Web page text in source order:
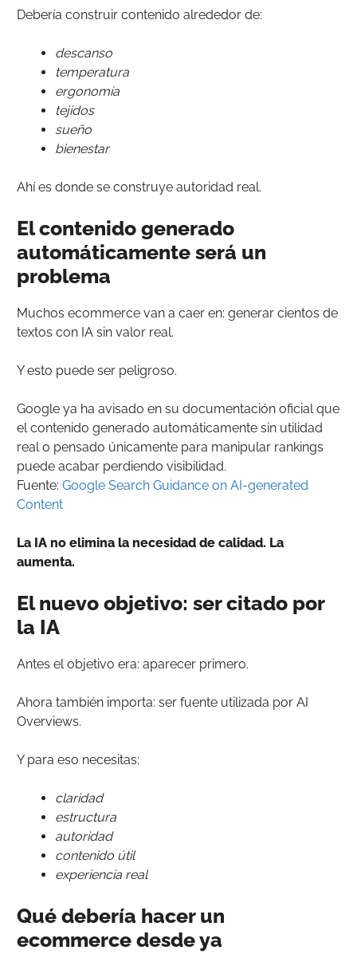
Debería construir contenido alrededor de:
descanso
temperatura
ergonomía
tejidos
sueño
bienestar
Ahí es donde se construye autoridad real.
El contenido generado
automáticamente será un
problema
Muchos ecommerce van a caer en: generar cientos de
textos con IA sin valor real.
Y esto puede ser peligroso.
Google ya ha avisado en su documentación oficial que
el contenido generado automáticamente sin utilidad
real o pensado únicamente para manipular rankings
puede acabar perdiendo visibilidad.
Fuente: Google Search Guidance on AI-generated
Content
La IA no elimina la necesidad de calidad. La
aumenta.
El nuevo objetivo: ser citado por
la IA
Antes el objetivo era: aparecer primero.
Ahora también importa: ser fuente utilizada por AI
Overviews.
Y para eso necesitas:
claridad
estructura
autoridad
contenido útil
experiencia real
Qué debería hacer un
ecommerce desde ya